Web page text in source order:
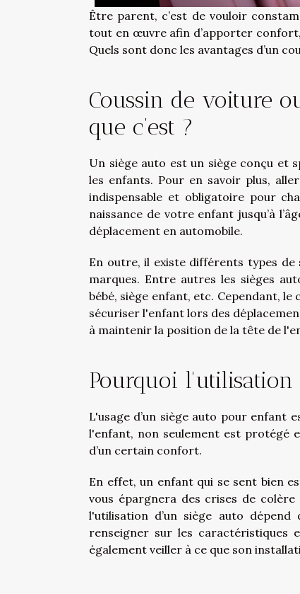
Être parent, c’est de vouloir
tout en œuvre afin d’apporter
Quels sont donc les avantages d’un
Coussin de voiture
que c’est ?
Un siège auto est un siège conçu et
les enfants. Pour en savoir plus,
indispensable et obligatoire pour
naissance de votre enfant jusqu’à
déplacement en automobile.
En outre, il existe différents types de
marques. Entre autres les sièges
bébé, siège enfant, etc. Cependant,
sécuriser l'enfant lors des
à maintenir la position de la tête de
Pourquoi l'utilisation
L'usage d’un siège auto pour enfant
l'enfant, non seulement est protégé
d’un certain confort.
En effet, un enfant qui se sent bien
vous épargnera des crises de
l'utilisation d’un siège auto
renseigner sur les caractéristiques
également veiller à ce que son